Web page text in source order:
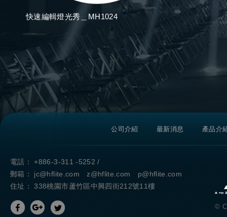
快速編輯燈光秀＿MH1024
公司介紹 最新消息 產品介
電話：+886-3-311 -5252 /
郵箱： jc@hflite.com z@hflite.com p@hflite.com
住址： 338桃園市蘆竹區中興四街212號11樓
分享至Facebook
分享至Google+ ©